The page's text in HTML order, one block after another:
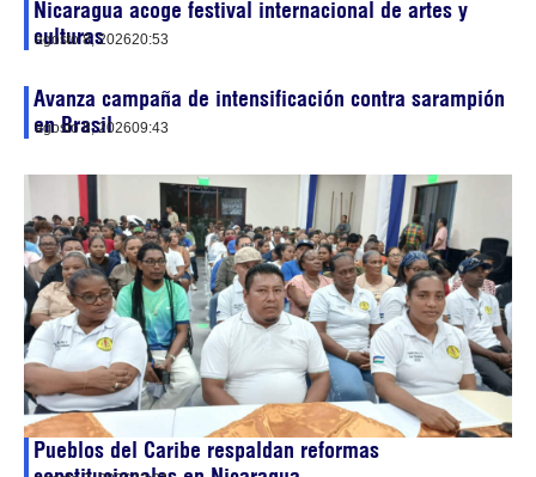
Nicaragua acoge festival internacional de artes y
culturas
agosto 8, 202620:53
Avanza campaña de intensificación contra sarampión
en Brasil
agosto 8, 202609:43
Pueblos del Caribe respaldan reformas